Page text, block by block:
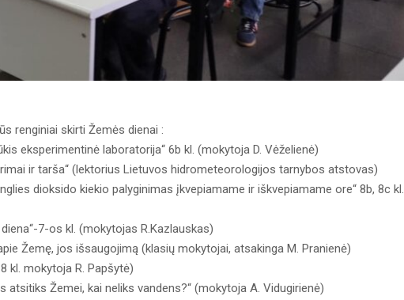
renginiai skirti Žemės dienai :
eksperimentinė laboratorija“ 6b kl. (mokytoja D. Vėželienė)
ir tarša“ (lektorius Lietuvos hidrometeorologijos tarnybos atstovas)
dioksido kiekio palyginimas įkvepiamame ir iškvepiamame ore“ 8b, 8c kl.
7-os kl. (mokytojas R.Kazlauskas)
Žemę, jos išsaugojimą (klasių mokytojai, atsakinga M. Pranienė)
kl. mokytoja R. Papšytė)
Žemei, kai neliks vandens?“ (mokytoja A. Vidugirienė)